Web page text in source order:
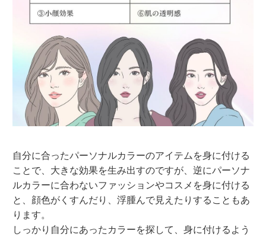
自分に合ったパーソナルカラーのアイテムを身に付ける
ことで、大きな効果を生み出すのですが、逆にパーソナ
ルカラーに合わないファッションやコスメを身に付ける
と、顔色がくすんだり、浮腫んで見えたりすることもあ
ります。
しっかり自分にあったカラーを探して、身に付けるよう